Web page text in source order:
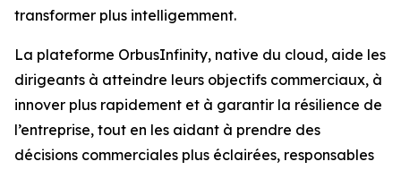
transformer plus intelligemment.
La plateforme OrbusInfinity, native du cloud, aide les
dirigeants à atteindre leurs objectifs commerciaux, à
innover plus rapidement et à garantir la résilience de
l’entreprise, tout en les aidant à prendre des
décisions commerciales plus éclairées, responsables